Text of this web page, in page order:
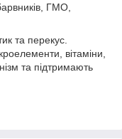
ГМО,
та перекус.
вітаміни,
та підтримають